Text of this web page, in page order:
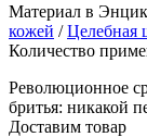
Материал в
кожей /Целебная
Количество
Революционное
бритья: никакой
Доставим товар